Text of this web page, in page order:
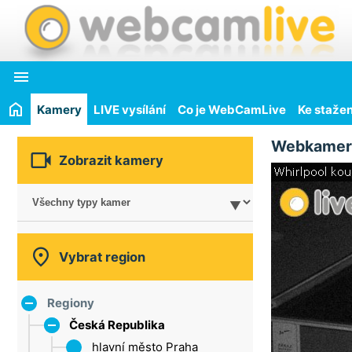

Kamery LIVE vysílání Co je WebCamLive Ke
 Zobrazit kamery
 Vybrat region
Regiony
Česká Republika
hlavní město Praha